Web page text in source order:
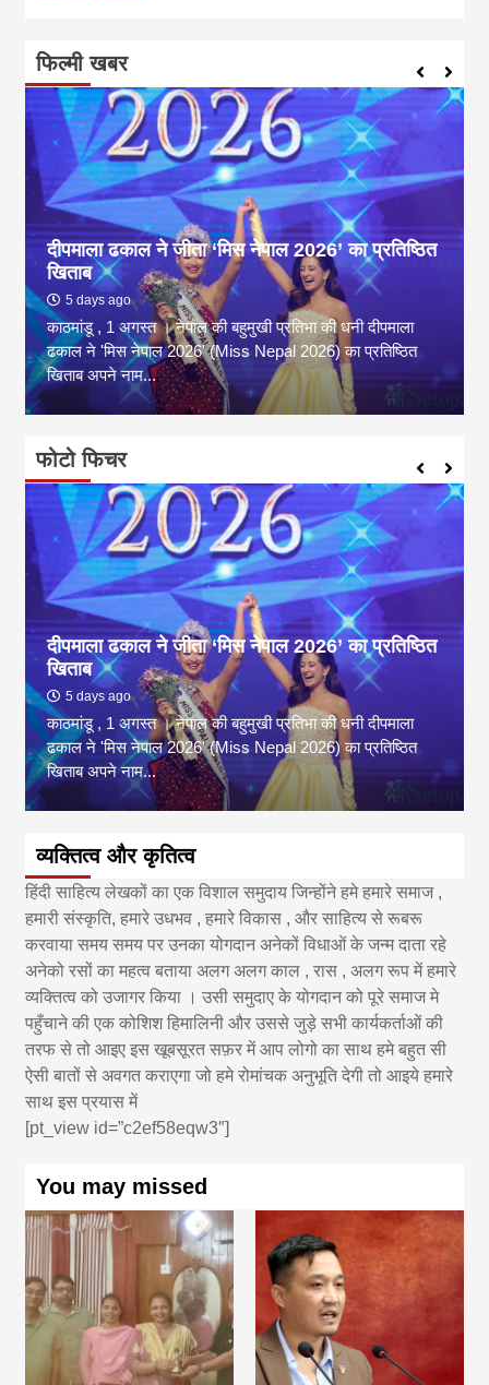
फिल्मी खबर
दीपमाला ढकाल ने जीता ‘मिस नेपाल 2026’ का प्रतिष्ठित
खिताब
5 days ago
काठमांडू , 1 अगस्त । नेपाल की बहुमुखी प्रतिभा की धनी दीपमाला
ढकाल ने 'मिस नेपाल 2026' (Miss Nepal 2026) का प्रतिष्ठित
खिताब अपने नाम...
फोटो फिचर
दीपमाला ढकाल ने जीता ‘मिस नेपाल 2026’ का प्रतिष्ठित
खिताब
5 days ago
काठमांडू , 1 अगस्त । नेपाल की बहुमुखी प्रतिभा की धनी दीपमाला
ढकाल ने 'मिस नेपाल 2026' (Miss Nepal 2026) का प्रतिष्ठित
खिताब अपने नाम...
व्यक्तित्व और कृतित्व
हिंदी साहित्य लेखकों का एक विशाल समुदाय जिन्होंने हमे हमारे समाज ,
हमारी संस्कृति, हमारे उधभव , हमारे विकास , और साहित्य से रूबरू
करवाया समय समय पर उनका योगदान अनेकों विधाओं के जन्म दाता रहे
अनेको रसों का महत्व बताया अलग अलग काल , रास , अलग रूप में हमारे
व्यक्तित्व को उजागर किया । उसी समुदाए के योगदान को पूरे समाज मे
पहुँचाने की एक कोशिश हिमालिनी और उससे जुड़े सभी कार्यकर्ताओं की
तरफ से तो आइए इस खूबसूरत सफ़र में आप लोगो का साथ हमे बहुत सी
ऐसी बातों से अवगत कराएगा जो हमे रोमांचक अनुभूति देगी तो आइये हमारे
साथ इस प्रयास में
[pt_view id=”c2ef58eqw3″]
You may missed